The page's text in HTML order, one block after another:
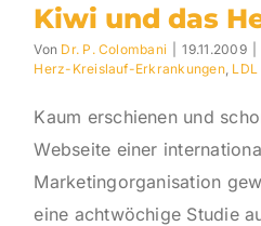
Kiwi und das
Von Dr. P. Colombani 19.11.2009
Herz-Kreislauf-Erkrankungen,
Kaum erschienen und
Webseite einer
Marketingorganisation
eine achtwöchige Studie